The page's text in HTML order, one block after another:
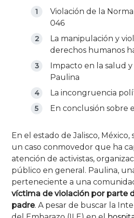
Violación de la
046
La manipulación y
derechos humanos
Impacto en la salud
Paulina
La incongruencia
En conclusión sobre
En el estado de Jalisco, México,
un caso conmovedor que ha
atención de activistas,
público en general. Paulina,
perteneciente a una
víctima de violación por parte
padre. A pesar de buscar la